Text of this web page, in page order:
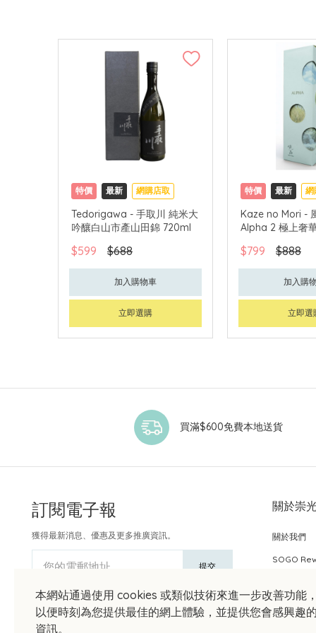
特價 最新 網購店取
Tedorigawa - 手取川 純米大
吟釀白山市產山田錦 720ml
$599 $688
加入購物車
立即選購
特價 最新 網
Kaze no Mori -
Alpha 2 極上奢
$799 $888
加入購
立即選
本網站通過使用 cookies 或類似技術來進一步改善功能
以便時刻為您提供最佳的網上體驗，並提供您會感興趣
資訊。
買滿$600免費本地送貨
訂閱電子報
獲得最新消息、優惠及更多推廣資訊。
您的電郵地址 提交
關於崇
關於我們
SOGO